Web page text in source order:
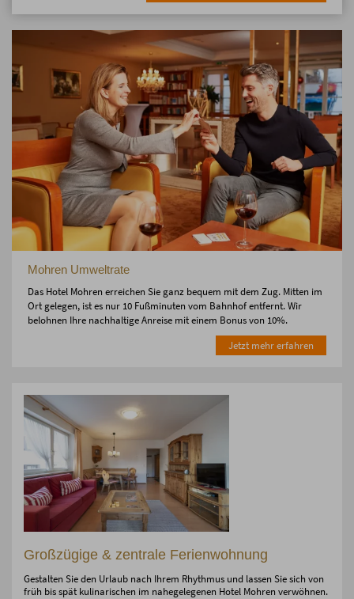
Mohren Umweltrate
Das Hotel Mohren erreichen Sie ganz bequem mit dem Zug. Mitten im
Ort gelegen, ist es nur 10 Fußminuten vom Bahnhof entfernt. Wir
belohnen Ihre nachhaltige Anreise mit einem Bonus von 10%.
Jetzt mehr erfahren
Großzügige & zentrale Ferienwohnung
Gestalten Sie den Urlaub nach Ihrem Rhythmus und lassen Sie sich von
früh bis spät kulinarischen im nahegelegenen Hotel Mohren verwöhnen.